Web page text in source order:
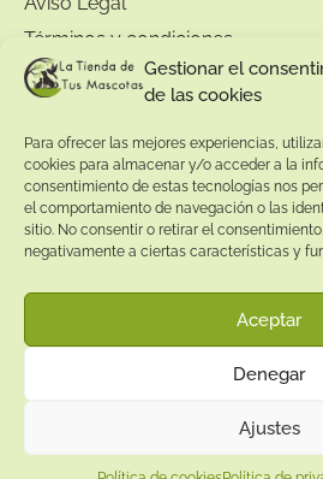
Gestionar el
de las cookies
Para ofrecer las mejores experiencias,
cookies para almacenar y/o acceder a la
consentimiento de estas tecnologías nos
el comportamiento de navegación o las
sitio. No consentir o retirar el
negativamente a ciertas características y
Aceptar
Denegar
Ajustes
Términos y condiciones
Política de privacidad
Política de cookies